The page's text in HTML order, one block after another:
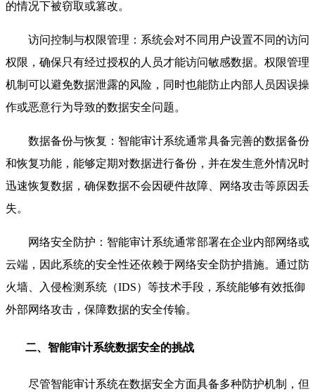
的情况下被窃取或篡改。
访问控制与权限管理：系统会对不同用户设置不同的访问
权限，确保只有经过授权的人员才能访问敏感数据。权限管理
机制可以避免数据泄露的风险，同时也能防止内部人员因误操
作或恶意行为导致的数据安全问题。
数据备份与恢复：智能审计系统通常具备完善的数据备份
和恢复功能，能够定期对数据进行备份，并在发生意外情况时
迅速恢复数据，确保数据不会因硬件故障、网络攻击等原因丢
失。
网络安全防护：智能审计系统通常部署在企业内部网络或
云端，因此系统的安全性还依赖于网络安全防护措施。通过防
火墙、入侵检测系统（IDS）等技术手段，系统能够有效抵御
外部网络攻击，保障数据的安全传输。
二、智能审计系统数据安全的挑战
尽管智能审计系统在数据安全方面具备多种防护机制，但